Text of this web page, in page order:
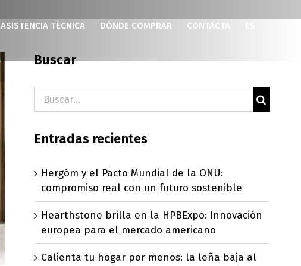
ASISTENCIA TÉCNICA DÓNDE COMPRAR CONTACTA
Buscar
Buscar:
Entradas recientes
Hergóm y el Pacto Mundial de la ONU:
compromiso real con un futuro sostenible
Hearthstone brilla en la HPBExpo: Innovación
europea para el mercado americano
Calienta tu hogar por menos: la leña baja al